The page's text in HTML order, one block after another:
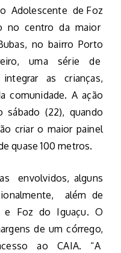
Adolescente de Foz
no centro da maior
no bairro Porto
uma série de
as crianças,
A ação
sábado (22), quando
criar o maior painel
quase 100 metros.
envolvidos, alguns
além de
e Foz do Iguaçu. O
de um córrego,
ao CAIA. “A